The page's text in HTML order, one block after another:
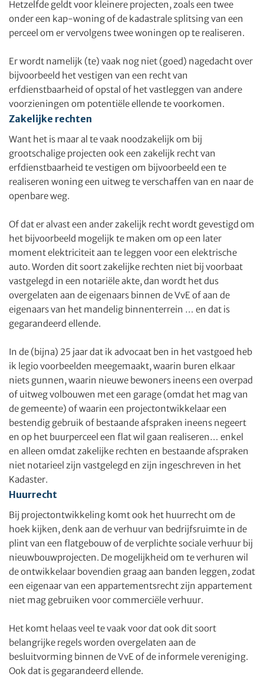
Hetzelfde geldt voor kleinere projecten, zoals een twee
onder een kap-woning of de kadastrale splitsing van een
perceel om er vervolgens twee woningen op te realiseren.
Er wordt namelijk (te) vaak nog niet (goed) nagedacht over
bijvoorbeeld het vestigen van een recht van
erfdienstbaarheid of opstal of het vastleggen van andere
voorzieningen om potentiële ellende te voorkomen.
Zakelijke rechten
Want het is maar al te vaak noodzakelijk om bij
grootschalige projecten ook een zakelijk recht van
erfdienstbaarheid te vestigen om bijvoorbeeld een te
realiseren woning een uitweg te verschaffen van en naar de
openbare weg.
Of dat er alvast een ander zakelijk recht wordt gevestigd om
het bijvoorbeeld mogelijk te maken om op een later
moment elektriciteit aan te leggen voor een elektrische
auto. Worden dit soort zakelijke rechten niet bij voorbaat
vastgelegd in een notariële akte, dan wordt het dus
overgelaten aan de eigenaars binnen de VvE of aan de
eigenaars van het mandelig binnenterrein … en dat is
gegarandeerd ellende.
In de (bijna) 25 jaar dat ik advocaat ben in het vastgoed heb
ik legio voorbeelden meegemaakt, waarin buren elkaar
niets gunnen, waarin nieuwe bewoners ineens een overpad
of uitweg volbouwen met een garage (omdat het mag van
de gemeente) of waarin een projectontwikkelaar een
bestendig gebruik of bestaande afspraken ineens negeert
en op het buurperceel een flat wil gaan realiseren… enkel
en alleen omdat zakelijke rechten en bestaande afspraken
niet notarieel zijn vastgelegd en zijn ingeschreven in het
Kadaster.
Huurrecht
Bij projectontwikkeling komt ook het huurrecht om de
hoek kijken, denk aan de verhuur van bedrijfsruimte in de
plint van een flatgebouw of de verplichte sociale verhuur bij
nieuwbouwprojecten. De mogelijkheid om te verhuren wil
de ontwikkelaar bovendien graag aan banden leggen, zodat
een eigenaar van een appartementsrecht zijn appartement
niet mag gebruiken voor commerciële verhuur.
Het komt helaas veel te vaak voor dat ook dit soort
belangrijke regels worden overgelaten aan de
besluitvorming binnen de VvE of de informele vereniging.
Ook dat is gegarandeerd ellende.